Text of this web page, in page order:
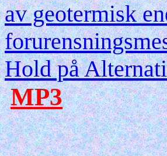
av geotermisk
Hold på
MP3